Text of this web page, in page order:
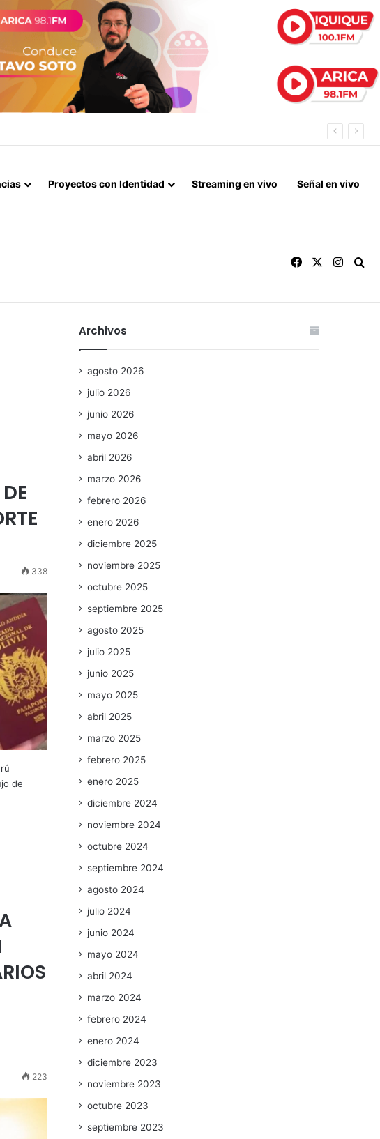
FERIADO ESTE AÑO
Proyectos con Identidad Streaming en vivo Señal en vivo
Facebook
338
de
223
Archivos
agosto 2026
julio 2026
junio 2026
mayo 2026
abril 2026
marzo 2026
febrero 2026
enero 2026
diciembre 2025
noviembre 2025
octubre 2025
septiembre 2025
agosto 2025
julio 2025
junio 2025
mayo 2025
abril 2025
marzo 2025
febrero 2025
enero 2025
diciembre 2024
noviembre 2024
octubre 2024
septiembre 2024
agosto 2024
julio 2024
junio 2024
mayo 2024
abril 2024
marzo 2024
febrero 2024
enero 2024
diciembre 2023
noviembre 2023
octubre 2023
septiembre 2023